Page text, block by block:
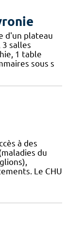
d'un plateau
3 salles
1 table
sous s
à des
du
Le CHU